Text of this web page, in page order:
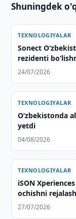
Shuningdek
TEXNOLOGIYALAR
Sonect
rezidenti
24/07/2026
TEXNOLOGIYALAR
O‘zbekistonda
yetdi
04/08/2026
TEXNOLOGIYALAR
iSON
ochishni
27/07/2026